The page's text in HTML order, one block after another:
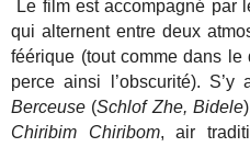
Le film est accompagné par
qui alternent entre deux
féérique (tout comme dans le
perce ainsi l’obscurité).
Berceuse (Schlof Zhe, Bidele
Chiribim Chiribom, air